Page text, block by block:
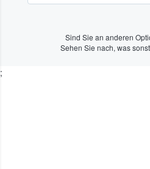
Sind Sie an anderen
Sehen Sie nach, was
;